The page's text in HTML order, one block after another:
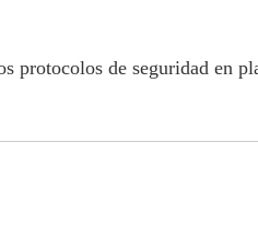
de seguridad en